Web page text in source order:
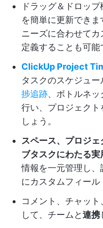
ドラッグ＆ドロッ
を簡単に更新でき
ニーズに合わせてカ
定義することも可能
ClickUp Project
タスクのスケジュー
捗追跡、ボトルネ
行い、プロジェクト
しょう。
スペース、プロジ
ブタスクにわたる
情報を一元管理し
にカスタムフィー
コメント、チャッ
して、チームと連携